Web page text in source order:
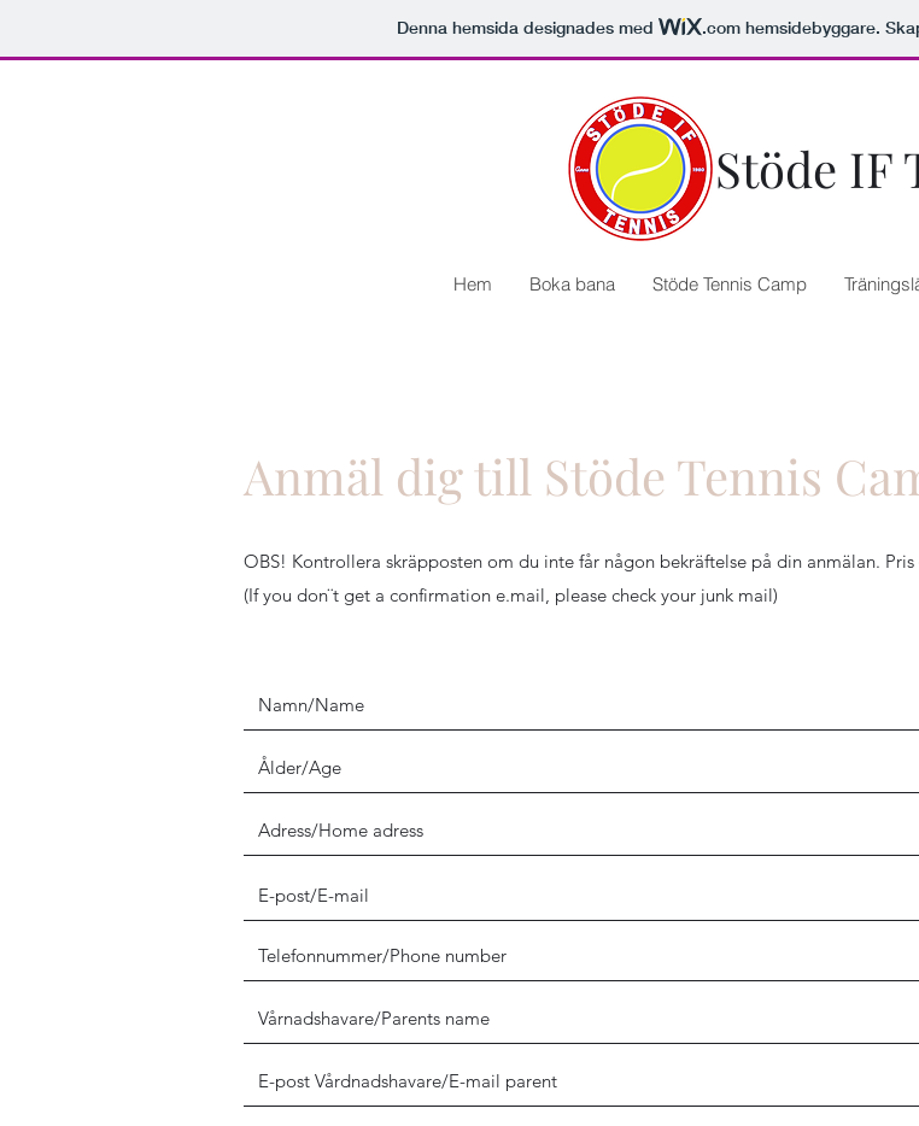
Denna hemsida designades med .com hemsidebyggare.
Stöde IF
Hem Boka bana Stöde Tennis Camp
Anmäl dig till Stöde Tennis
OBS! Kontrollera skräpposten om du inte får någon bekräftelse på din anmälan. Pris
(If you don¨t get a confirmation e.mail, please check your junk mail)